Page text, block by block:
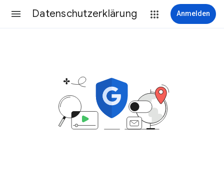
Datenschutzerklärung Anmelden